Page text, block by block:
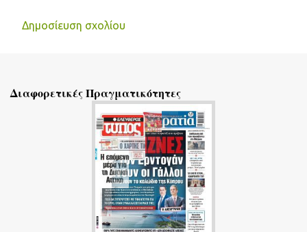
λ
Δημοσίευση σχολίου
Διαφορετικές Πραγματικότητες